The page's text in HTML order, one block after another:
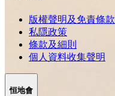
版權聲明及免責條款
私隱政策
條款及細則
個人資料收集聲明
恒地會